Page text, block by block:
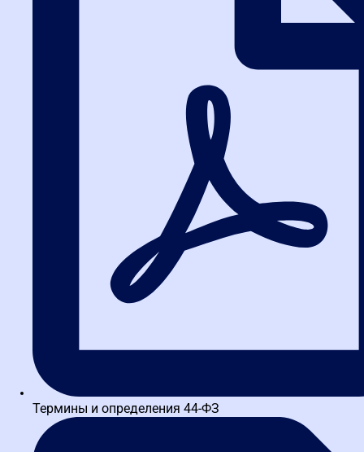
Курмакаев Адель Касимович
Руководитель контрактной службы (Более 15 лет работы в
службе заказчика, действующий юрист-практик).
Аккредитованный преподаватель площадки РТС-тендер. Спикер
на I-й Санкт-Петербургской...
Ходаков Валентин Сергеевич
юридического отдела. Практикующий специалист по
представлению интересов доверителей в закупочной сфере в